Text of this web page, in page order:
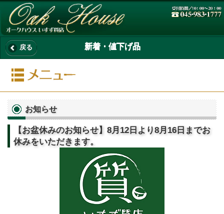
新着・値下げ品
戻る
お知らせ
【お盆休みのお知らせ】8月12日より8月16日までお
休みをいただきます。